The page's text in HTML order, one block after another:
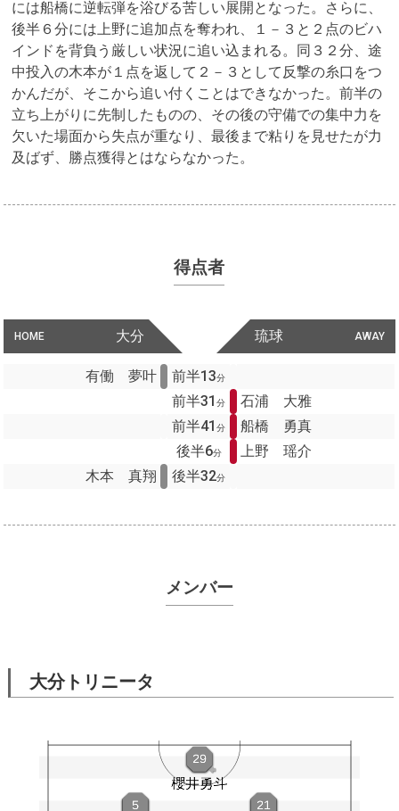
には船橋に逆転弾を浴びる苦しい展開となった。さらに、
後半６分には上野に追加点を奪われ、１－３と２点のビハ
インドを背負う厳しい状況に追い込まれる。同３２分、途
中投入の木本が１点を返して２－３として反撃の糸口をつ
かんだが、そこから追い付くことはできなかった。前半の
立ち上がりに先制したものの、その後の守備での集中力を
欠いた場面から失点が重なり、最後まで粘りを見せたが力
及ばず、勝点獲得とはならなかった。
得点者
HOME 大分 AWAY
琉球
有働 夢叶 前半13分
前半31分
石浦 大雅
前半41分
船橋 勇真
後半6分
上野 瑶介
木本 真翔
後半32分
メンバー
大分トリニータ